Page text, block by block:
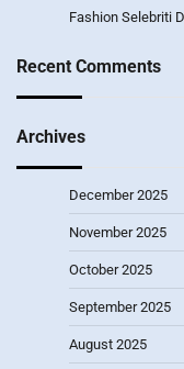
Fashion Selebriti
Recent Comments
Archives
December 2025
November 2025
October 2025
September 2025
August 2025